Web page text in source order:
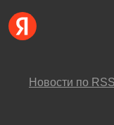
Новости по RSS